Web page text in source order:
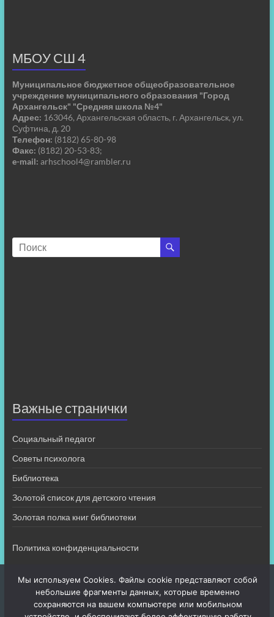
МБОУ СШ 4
Муниципальное бюджетное общеобразовательное
учреждение муниципального образования "Город
Архангельск" "Средняя школа №4"
Адрес: 163046, Архангельская область, г. Архангельск, ул.
Суфтина, д. 20
Телефон: (8182) 65-80-98
Факс: (8182) 20-53-83;
e-mail: arhschool4@rambler.ru
Важные странички
Социальный педагог
Советы психолога
Библиотека
Золотой список для детского чтения
Золотая полка книг библиотеки
Политика конфиденциальности
Мы используем Cookies. Файлы cookie представляют собой
небольшие фрагменты данных, которые временно
сохраняются на вашем компьютере или мобильном